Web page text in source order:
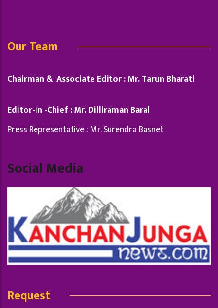
Our Team
Chairman & Associate Editor : Mr. Tarun Bharati
Editor-in -Chief : Mr. Dilliraman Baral
Press Representative : Mr. Surendra Basnet
Social Media
Request